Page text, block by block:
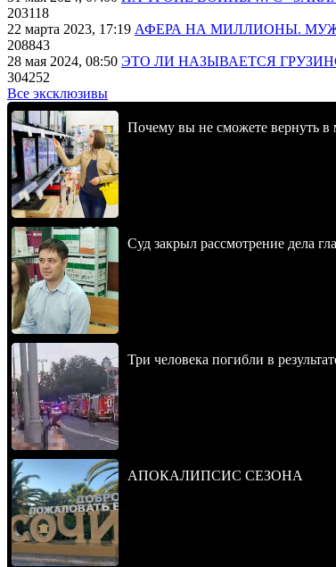
203118
22 марта 2023, 17:19 АФЕРА НА МИЛЛИОНЫ.
208843
28 мая 2024, 08:50 ЭТО ЛИ НАЗЫВАЕТСЯ
304252
Все эксклюзивы
Почему вы не сможете вернуть в
Суд закрыл рассмотрение дела
Три человека погибли в
АПОКАЛИПСИС СЕЗОНА